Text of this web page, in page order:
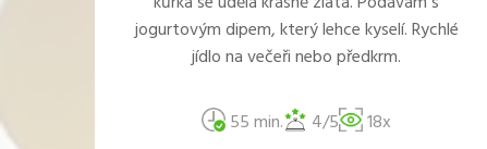
jogurtovým dipem, který lehce kyselí. Rychlé
jídlo na večeři nebo předkrm.
55 min. 4/5 18x